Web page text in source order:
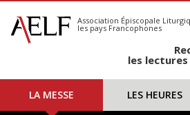
S'abonner
Calendrier
Association Épiscopale
les pays Francophones
les
LA MESSE LES HEURES